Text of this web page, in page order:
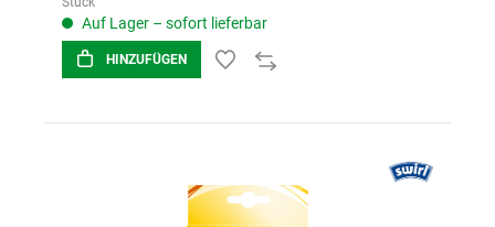
Auf Lager – sofort lieferbar
HINZUFÜGEN